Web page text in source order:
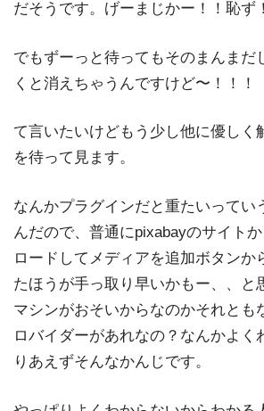
だそうです。げーまじかー！！恥ず
でもずーっと待ってもそのまんまだ
くと消えちゃうんですけど〜！！！
て言いたいけどもう少し他に優しく
を待って見ます。
なんかプラグインだと重たいってい
んだので、普通にpixabayのサイト
ロードしてメディアを追加ボタンか
たほうが手っ取り早いかもー、、と
マシンがおそいからなのかそれとも
ロバイダーがあれなの？なんかよく
りあえずそんなかんじです。